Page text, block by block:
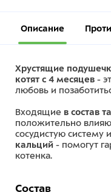
Описание
Хрустящие
котят с 4 месяцев -
любовь и
Входящие в состав
положительно
сосудистую систему
кальций - помогут
котенка.
Состав